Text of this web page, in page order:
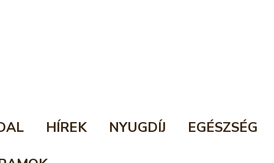
HÍREK NYUGDÍJ EGÉSZSÉG